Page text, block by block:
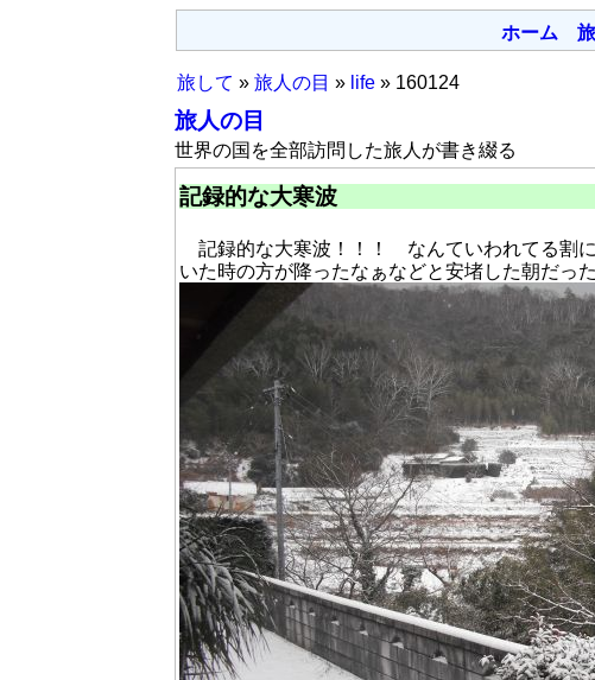
ホーム
旅して » 旅人の目 » life » 160124
旅人の目
世界の国を全部訪問した旅人が書き綴る
記録的な大寒波
記録的な大寒波！！！ なんていわれてる割
いた時の方が降ったなぁなどと安堵した朝だった